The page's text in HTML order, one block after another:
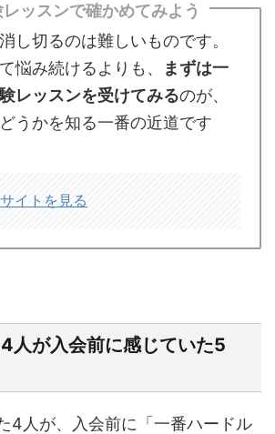
レッスンで確かめてみよう
し切るのは難しいものです。
悩み続けるよりも、
まずは一
レッスンを受けてみるのが、
うかを知る一番の近道です
イトを見る
人が入会前に感じていた5
4人が、入会前に「一番ハードル